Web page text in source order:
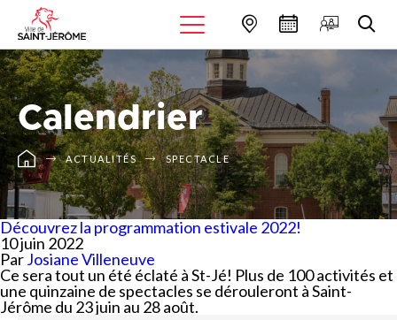
Calendrier
ACTUALITÉS SPECTACLE
Découvrez la programmation estivale 2022!
10 juin 2022
ParJosiane Villeneuve
Ce sera tout un été éclaté à St-Jé! Plus de 100 activités et
une quinzaine de spectacles se dérouleront à Saint-
Jérôme du 23 juin au 28 août.